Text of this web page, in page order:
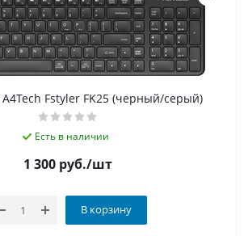
Fstyler FK25 (черный/серый)
Есть в наличии
1 300 руб./шт
В корзину